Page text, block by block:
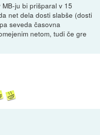
ju bi prišparal v 15
net dela dosti slabše (dosti
seveda časovna
netom, tudi če gre